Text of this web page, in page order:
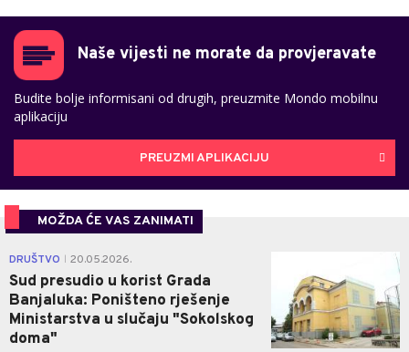
Naše vijesti ne morate da provjeravate
Budite bolje informisani od drugih, preuzmite Mondo mobilnu
aplikaciju
PREUZMI APLIKACIJU
MOŽDA ĆE VAS ZANIMATI
DRUŠTVO 20.05.2026.
Sud presudio u korist Grada
Banjaluka: Poništeno rješenje
Ministarstva u slučaju "Sokolskog
doma"
0